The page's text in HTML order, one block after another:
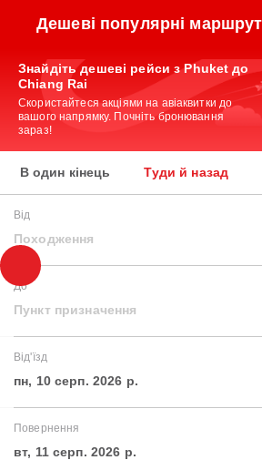
Дешеві популярні
Знайдіть дешеві рейси з Phuket до
Chiang Rai
Скористайтеся акціями на авіаквитки до
вашого напрямку. Почніть бронювання
зараз!
В один кінець Туди й назад
Від
Походження
До
Пункт призначення
Від'їзд
пн, 10 серп. 2026 р.
Повернення
вт, 11 серп. 2026 р.